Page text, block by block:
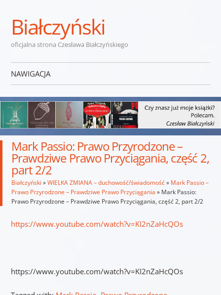
Białczyński
oficjalna strona Czesława Białczyńskiego
NAWIGACJA
Mark Passio: Prawo Przyrodzone –
Prawdziwe Prawo Przyciągania, część 2,
part 2/2
Białczyński »WIELKA ZMIANA – duchowość/świadomość» Mark Passio –
Prawo Przyrodzone – Prawdziwe Prawo Przyciągania » Mark Passio:
Prawo Przyrodzone – Prawdziwe Prawo Przyciągania, część 2, part 2/2
https://www.youtube.com/watch?v=KI2nZaHcQOs
https://www.youtube.com/watch?v=KI2nZaHcQOs